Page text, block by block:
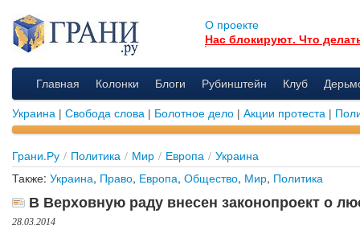
О проекте
Нас блокируют. Что
Главная Колонки Блоги Рубинштейн Клуб
Украина | Свобода слова | Болотное дело | Акции протеста |
Грани.Ру / Политика / Мир / Европа / Украина
Также: Украина, Право, Европа, Общество, Мир, Политика
В Верховную раду внесен законопроект о
28.03.2014